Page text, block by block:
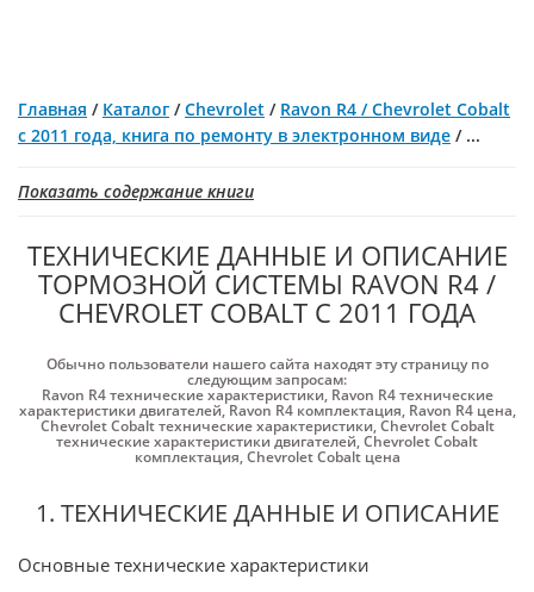
Главная / Каталог /Chevrolet / Ravon R4 / Chevrolet Cobalt
с 2011 года, книга по ремонту в электронном виде / ...
Показать содержание книги
ТЕХНИЧЕСКИЕ ДАННЫЕ И ОПИСАНИЕ
ТОРМОЗНОЙ СИСТЕМЫ RAVON R4 /
CHEVROLET COBALT С 2011 ГОДА
Обычно пользователи нашего сайта находят эту страницу по
следующим запросам:
Ravon R4 технические характеристики, Ravon R4 технические
характеристики двигателей,Ravon R4 комплектация, Ravon R4 цена,
Chevrolet Cobalt технические характеристики,Chevrolet Cobalt
технические характеристики двигателей,Chevrolet Cobalt
комплектация,Chevrolet Cobalt цена
1. ТЕХНИЧЕСКИЕ ДАННЫЕ И ОПИСАНИЕ
Основные технические характеристики